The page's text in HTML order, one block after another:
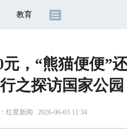
教育
，“熊猫便便”
之探访国家公园
红星新闻 2026-06-03 11:34